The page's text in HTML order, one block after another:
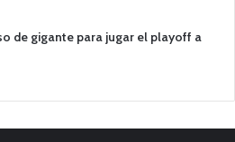
de gigante para jugar el playoff a